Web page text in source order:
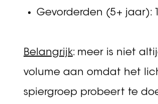
Hoeveel werksets heb je
Brad Schoenfeld en
doorgaans tot meer